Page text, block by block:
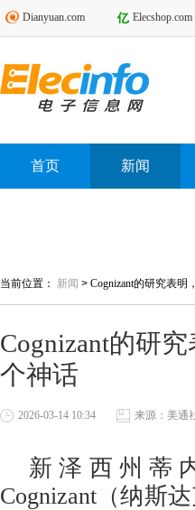
Dianyuan.com Elecshop.com
首页 新闻
当前位置： 新闻 > Cognizant的研究表
Cognizant的研
个神话
2026-03-14 10:34 来源：美通
新泽西州蒂
Cognizant（纳斯